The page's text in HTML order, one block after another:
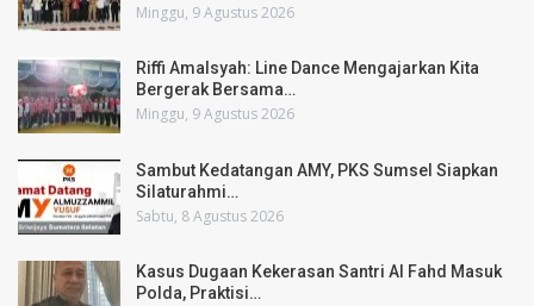
Minggu, 9 Agustus 2026
Riffi Amalsyah: Line Dance Mengajarkan Kita
Bergerak Bersama…
Minggu, 9 Agustus 2026
Sambut Kedatangan AMY, PKS Sumsel Siapkan
Silaturahmi…
Sabtu, 8 Agustus 2026
Kasus Dugaan Kekerasan Santri Al Fahd Masuk
Polda, Praktisi…